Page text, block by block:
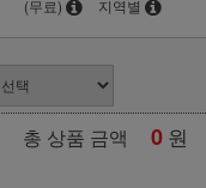
(무료) 지역별
총 상품 금액 0 원